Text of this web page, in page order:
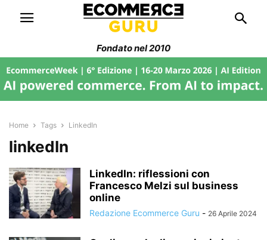
Fondato nel 2010
Home Tags LinkedIn
linkedIn
LinkedIn: riflessioni con
Francesco Melzi sul business
online
Redazione Ecommerce Guru - 26 Aprile 2024